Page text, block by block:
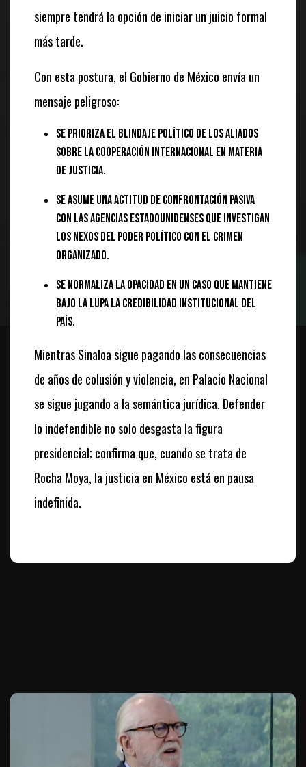
siempre tendrá la opción de iniciar un juicio formal
más tarde.
Con esta postura, el Gobierno de México envía un
mensaje peligroso:
Se prioriza el blindaje político de los aliados
sobre la cooperación internacional en materia
de justicia.
Se asume una actitud de confrontación pasiva
con las agencias estadounidenses que investigan
los nexos del poder político con el crimen
organizado.
Se normaliza la opacidad en un caso que mantiene
bajo la lupa la credibilidad institucional del
país.
Mientras Sinaloa sigue pagando las consecuencias
de años de colusión y violencia, en Palacio Nacional
se sigue jugando a la semántica jurídica. Defender
lo indefendible no solo desgasta la figura
presidencial; confirma que, cuando se trata de
Rocha Moya, la justicia en México está en pausa
indefinida.